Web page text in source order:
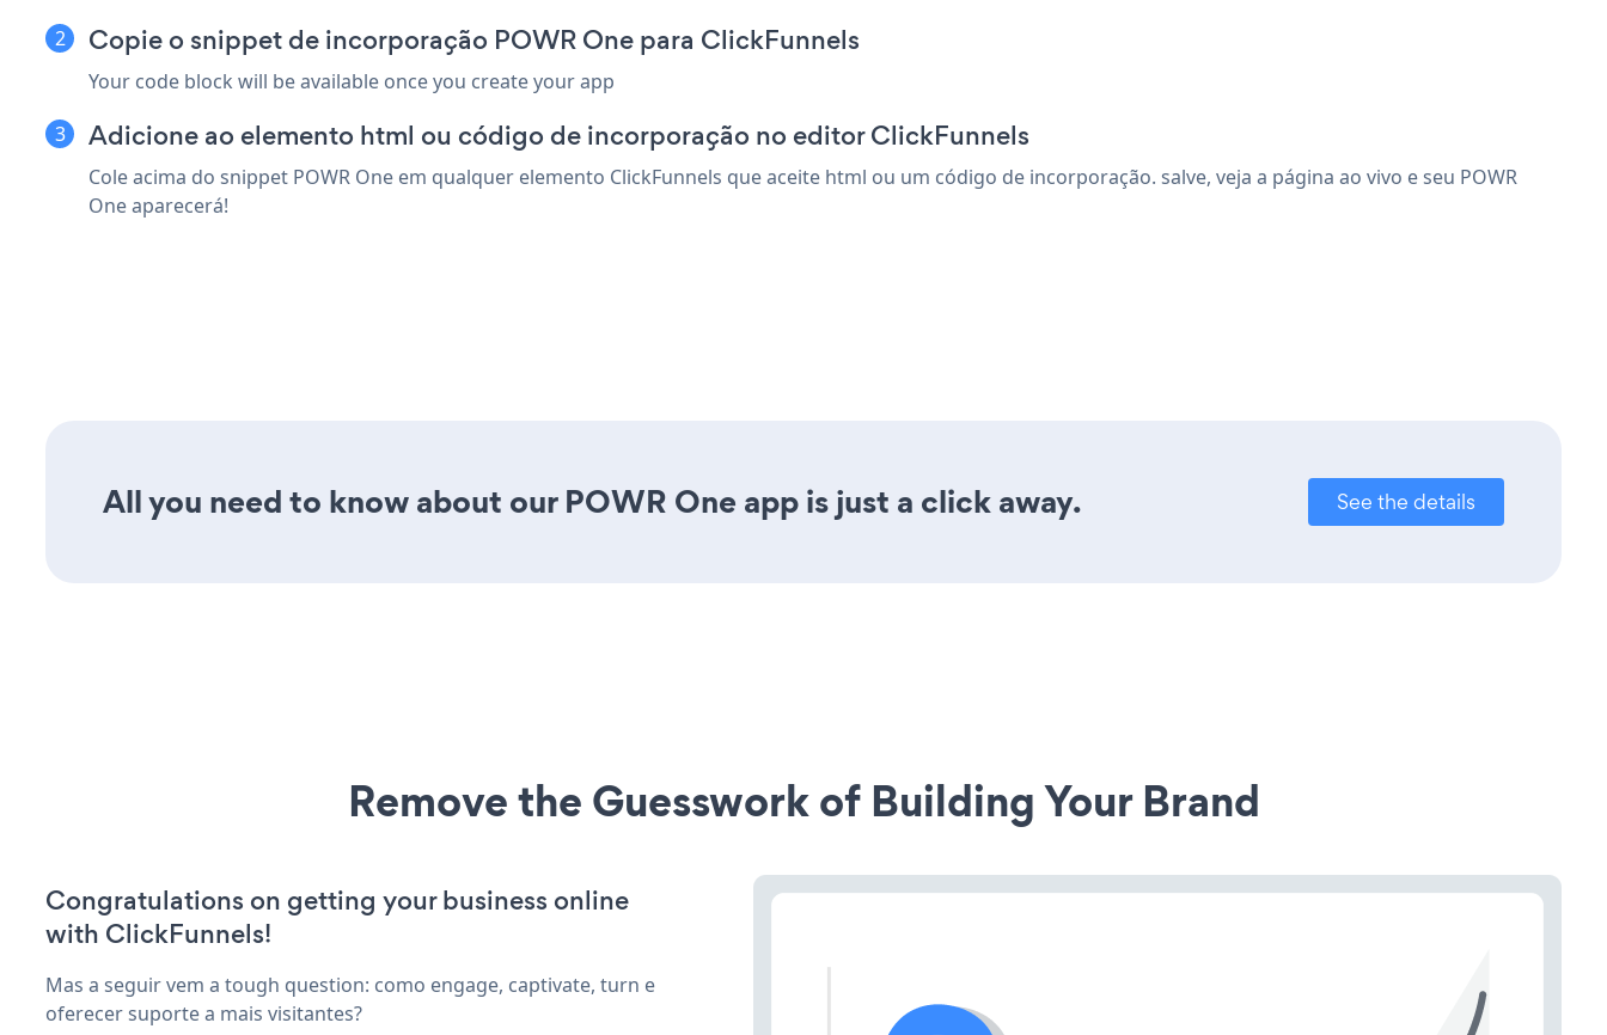
Copie o snippet de incorporação POWR One para ClickFunnels
Your code block will be available once you create your app
Adicione ao elemento html ou código de incorporação no editor ClickFunnels
Cole acima do snippet POWR One em qualquer elemento ClickFunnels que aceite html ou um código de incorporação. salve, veja a página ao vivo e seu POWR
One aparecerá!
All you need to know about our POWR One app is just a click away. See the details
Remove the Guesswork of Building Your Brand
Congratulations on getting your business online
with ClickFunnels!
Mas a seguir vem a tough question: como engage, captivate, turn e
oferecer suporte a mais visitantes?